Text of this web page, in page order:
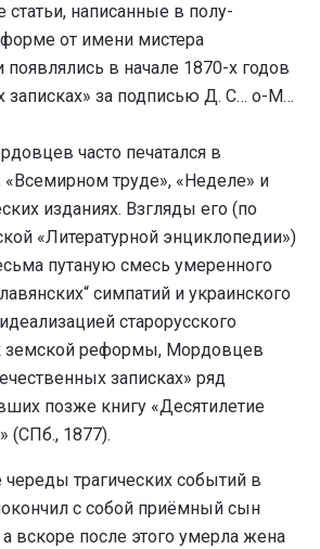
статьи, написанные в полу-
от имени мистера
в начале 1870-х годов
записках» за подписью Д. С… о-М…
часто печатался в
«Всемирном труде», «Неделе» и
изданиях. Взгляды его (по
«Литературной энциклопедии»)
путаную смесь умеренного
симпатий и украинского
старорусского
земской реформы, Мордовцев
записках» ряд
позже книгу «Десятилетие
(СПб., 1877).
череды трагических событий в
с собой приёмный сын
вскоре после этого умерла жена